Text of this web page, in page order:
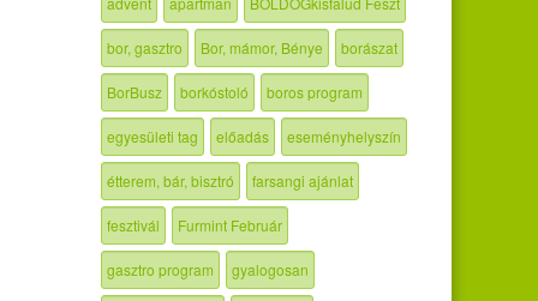
bor, gasztro Bor, mámor, Bénye borászat
BorBusz borkóstoló boros program
egyesületi tag előadás eseményhelyszín
étterem, bár, bisztró farsangi ajánlat
fesztivál Furmint Február
gasztro program gyalogosan